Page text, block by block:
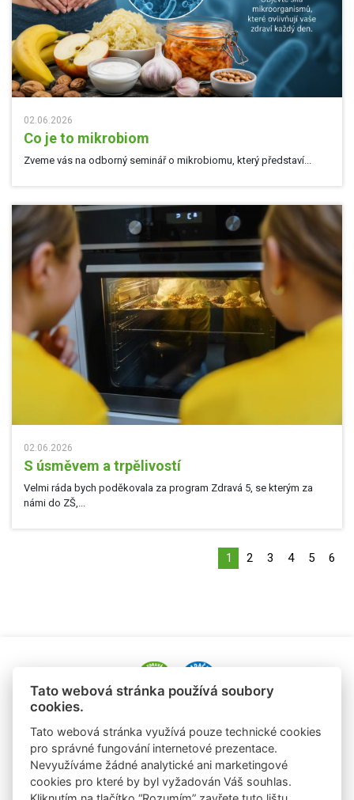
02.06.2026
Co je to mikrobiom
Zveme vás na odborný seminář o mikrobiomu, který představí...
02.06.2026
S úsměvem a trpělivostí
Velmi ráda bych poděkovala za program Zdravá 5, se kterým za
námi do ZŠ,...
1 2 3 4 5 6
e-mail: alena.paldusova@albert.cz
tel.: +420 720 936 177
e-mail: laura.sobrova@albert.cz
tel: +420 725 824 978
Tato webová stránka používá soubory
cookies.
Tato webová stránka využívá pouze technické cookies
pro správné fungování internetové prezentace.
Nevyužíváme žádné analytické ani marketingové
cookies pro které by byl vyžadován Váš souhlas.